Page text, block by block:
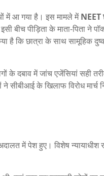
में आ गया है। इस मामले मेंNEET
बीच पीड़िता के माता-पिता ने
है कि छात्रा के साथ सामूहिक
के दबाव में जांच एजेंसियां सही
सीबीआई के खिलाफ विरोध मार्च
में पेश हुए। विशेष